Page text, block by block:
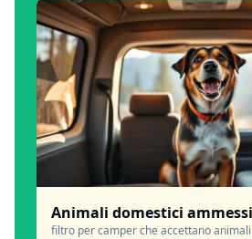
Animali domestici ammessi
filtro per camper che accettano